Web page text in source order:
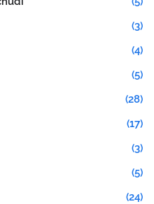
(3)
(4)
(5)
(28)
(17)
(3)
(5)
(24)